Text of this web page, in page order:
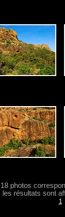
photos
les résultats sont
1